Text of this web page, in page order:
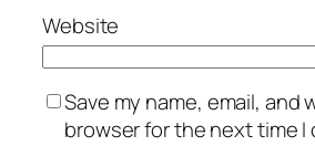
Website
Save my name, email, and
browser for the next time I